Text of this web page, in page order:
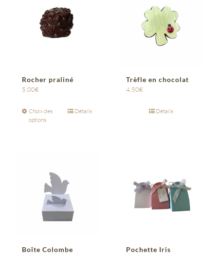
Rocher praliné
5,00€
Choix des
options
Détails
Trèfle en chocolat
4,50€
Détails
Boîte Colombe Pochette Iris